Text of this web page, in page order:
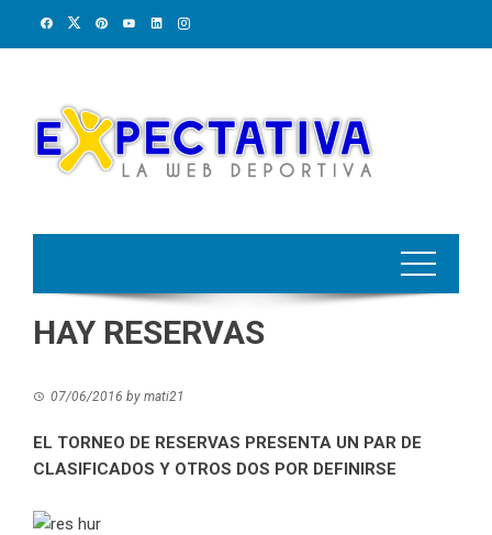
HAY RESERVAS
07/06/2016 by mati21
EL TORNEO DE RESERVAS PRESENTA UN PAR DE
CLASIFICADOS Y OTROS DOS POR DEFINIRSE